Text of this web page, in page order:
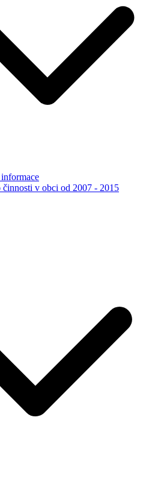
činnosti v obci od 2007 - 2015